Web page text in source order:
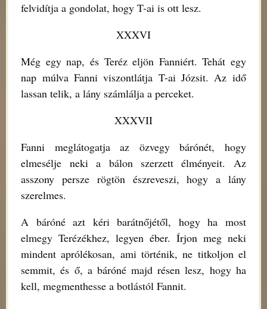
felvidítja a gondolat, hogy T-ai is ott lesz.
XXXVI
Még egy nap, és Teréz eljön Fanniért. Tehát egy
nap múlva Fanni viszontlátja T-ai Józsit. Az idő
lassan telik, a lány számlálja a perceket.
XXXVII
Fanni meglátogatja az özvegy bárónét, hogy
elmesélje neki a bálon szerzett élményeit. Az
asszony persze rögtön észreveszi, hogy a lány
szerelmes.
A báróné azt kéri barátnőjétől, hogy ha most
elmegy Terézékhez, legyen éber. Írjon meg neki
mindent aprólékosan, ami történik, ne titkoljon el
semmit, és ő, a báróné majd résen lesz, hogy ha
kell, megmenthesse a botlástól Fannit.